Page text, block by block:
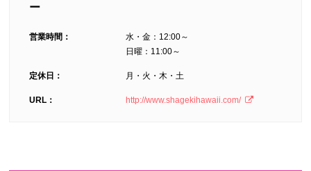
ー
営業時間：
水・金：12:00～
日曜：11:00～
定休日： 月・火・木・土
URL： http://www.shagekihawaii.com/